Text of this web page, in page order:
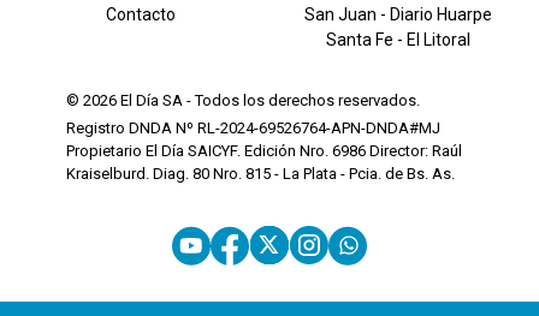
Contacto
San Juan - Diario Huarpe
Santa Fe - El Litoral
© 2026 El Día SA - Todos los derechos reservados.
Registro DNDA Nº RL-2024-69526764-APN-DNDA#MJ
Propietario El Día SAICYF. Edición Nro. 6986 Director: Raúl
Kraiselburd. Diag. 80 Nro. 815 - La Plata - Pcia. de Bs. As.